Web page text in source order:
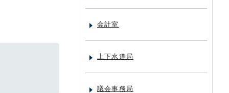
会計室
上下水道局
議会事務局